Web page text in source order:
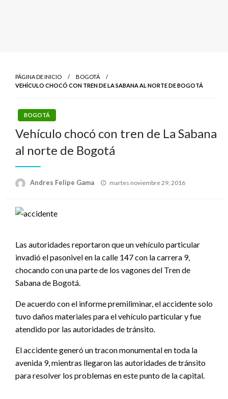
PÁGINA DE INICIO
BOGOTÁ
VEHÍCULO CHOCÓ CON TREN DE LA SABANA AL NORTE DE BOGOTÁ
BOGOTÁ
Vehículo chocó con tren de La Sabana
al norte de Bogotá
Andres Felipe Gama
Publicado
martes noviembre 29, 2016
Las autoridades reportaron que un vehículo particular
invadió el pasonivel en la calle 147 con la carrera 9,
chocando con una parte de los vagones del Tren de
Sabana de Bogotá.
De acuerdo con el informe premiliminar, el accidente solo
tuvo daños materiales para el vehículo particular y fue
atendido por las autoridades de tránsito.
El accidente generó un tracon monumental en toda la
avenida 9, mientras llegaron las autoridades de tránsito
para resolver los problemas en este punto de la capital.